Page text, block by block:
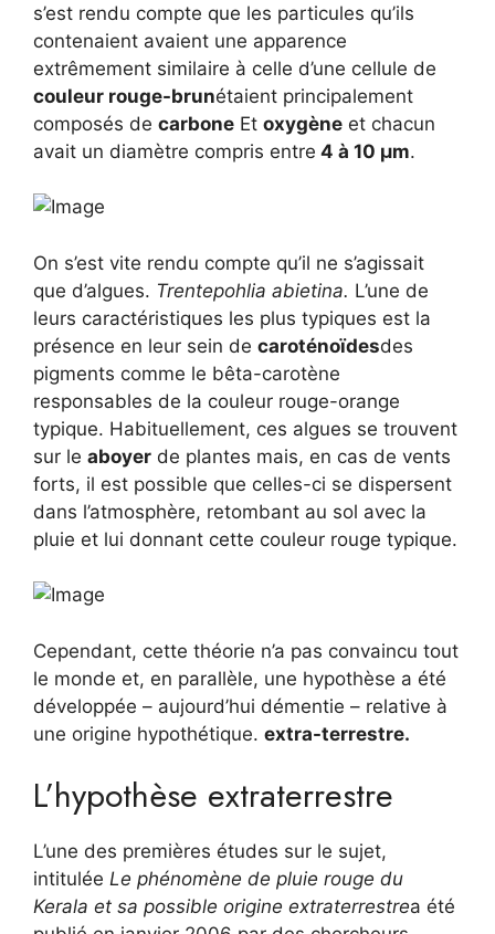
s’est rendu compte que les particules qu’ils
contenaient avaient une apparence
extrêmement similaire à celle d’une cellule de
couleur rouge-brunétaient principalement
composés de carbone Et oxygène et chacun
avait un diamètre compris entre 4 à 10 µm.
On s’est vite rendu compte qu’il ne s’agissait
que d’algues. Trentepohlia abietina. L’une de
leurs caractéristiques les plus typiques est la
présence en leur sein de caroténoïdesdes
pigments comme le bêta-carotène
responsables de la couleur rouge-orange
typique. Habituellement, ces algues se trouvent
sur le aboyer de plantes mais, en cas de vents
forts, il est possible que celles-ci se dispersent
dans l’atmosphère, retombant au sol avec la
pluie et lui donnant cette couleur rouge typique.
Cependant, cette théorie n’a pas convaincu tout
le monde et, en parallèle, une hypothèse a été
développée – aujourd’hui démentie – relative à
une origine hypothétique. extra-terrestre.
L’hypothèse extraterrestre
L’une des premières études sur le sujet,
intitulée Le phénomène de pluie rouge du
Kerala et sa possible origine extraterrestrea été